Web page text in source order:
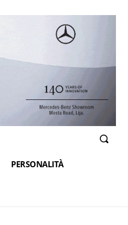
PERSONALITÀ